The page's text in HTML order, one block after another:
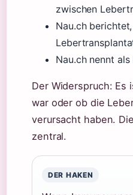
zwischen
Nau.ch
Nau.ch nennt
Der Widerspruch:
war oder ob die
verursacht haben.
zentral.
DER HAKEN